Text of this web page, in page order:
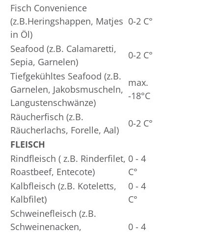
Fisch Convenience
(z.B.Heringshappen, Matjes
in Öl)
0-2 C°
Seafood (z.B. Calamaretti,
Sepia, Garnelen)
0-2 C°
Tiefgekühltes Seafood (z.B.
Garnelen, Jakobsmuscheln,
Langustenschwänze)
max.
-18°C
Räucherfisch (z.B.
Räucherlachs, Forelle, Aal)
0-2 C°
FLEISCH
Rindfleisch ( z.B. Rinderfilet,
Roastbeef, Entecote)
0 - 4
C°
Kalbfleisch (z.B. Koteletts,
Kalbfilet)
0 - 4
C°
Schweinefleisch (z.B.
Schweinenacken,
0 - 4